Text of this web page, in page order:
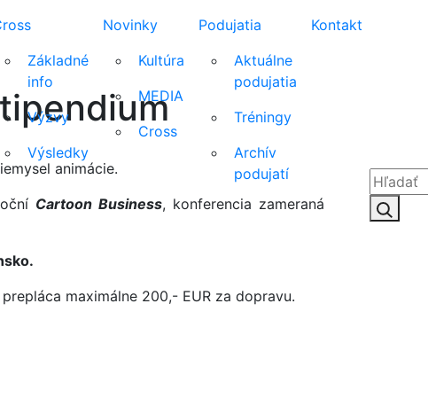
Základné
info
Výzvy
Výsledky
Novinky
Kultúra
MEDIA
Cross
Podujatia
Aktuálne
podujatia
Tréningy
Archív
podujatí
Kontakt
Hľadať:
animácie.
Cartoon Business, konferencia zameraná
maximálne 200,- EUR za dopravu.